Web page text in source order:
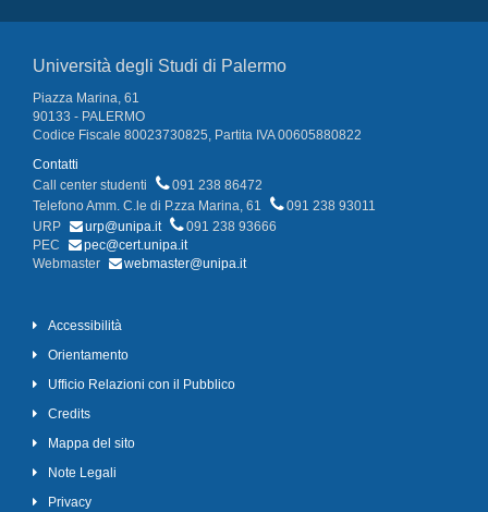
Università degli Studi di Palermo
Piazza Marina, 61
90133 - PALERMO
Codice Fiscale 80023730825, Partita IVA 00605880822
Contatti
Call center studenti
091 238 86472
Telefono Amm. C.le di P.zza Marina, 61
091 238 93011
URP
urp@unipa.it
091 238 93666
PEC
pec@cert.unipa.it
Webmaster
webmaster@unipa.it
Accessibilità
Orientamento
Ufficio Relazioni con il Pubblico
Credits
Mappa del sito
Note Legali
Privacy